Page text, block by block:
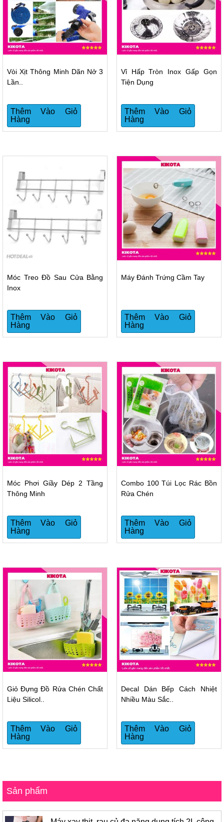
Vòi Xịt Thông Minh Dãn Nở 3
Lần..
Thêm Vào Giỏ
Hàng
Vỉ Hấp Tròn Inox Gấp Gọn
Tiện Dụng
Thêm Vào Giỏ
Hàng
Móc Treo Đồ Sau Cửa Bằng
Inox
Thêm Vào Giỏ
Hàng
Máy Đánh Trứng Cầm Tay
Thêm Vào Giỏ
Hàng
Móc Phơi Giầy Dép 2 Tầng
Thông Minh
Thêm Vào Giỏ
Hàng
Combo 100 Túi Lọc Rác Bồn
Rửa Chén
Thêm Vào Giỏ
Hàng
Giỏ Đựng Đồ Rửa Chén Chất
Liệu Silicol..
Thêm Vào Giỏ
Hàng
Decal Dán Bếp Cách Nhiệt
Nhiều Màu Sắc..
Thêm Vào Giỏ
Hàng
Sản phẩm